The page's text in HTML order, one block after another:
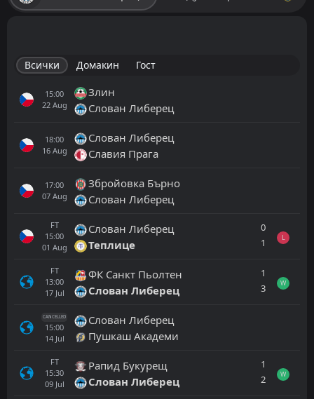
Всички Домакин Гост
15:00
22 Aug
Злин
Слован Либерец
18:00
16 Aug
Слован Либерец
Славия Прага
17:00
07 Aug
Збройовка Бърно
Слован Либерец
FT
15:00
01 Aug
Слован Либерец
Теплице
0
1
L
FT
13:00
17 Jul
ФК Санкт Пьолтен
Слован Либерец
1
3
W
CANCELLED
15:00
14 Jul
Слован Либерец
Пушкаш Академи
FT
15:30
09 Jul
Рапид Букурещ
Слован Либерец
1
2
W